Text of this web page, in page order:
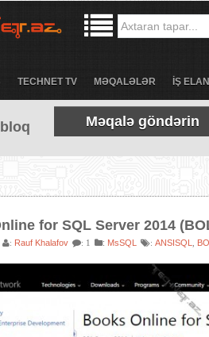
TECHNET TV MƏQALƏLƏR İŞ
Məqalə göndərin
for SQL Server 2014
: Rauf Khalafov : 1 : MsSQL : ANSISQL